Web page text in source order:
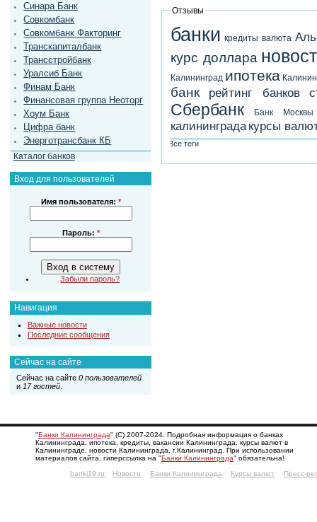
Синара Банк
Совкомбанк
Совкомбанк Факторинг
Транскапиталбанк
Трансстройбанк
Уралсиб Банк
Финам Банк
Финансовая группа Неоторг
Хоум Банк
Цифра банк
Энерготрансбанк КБ
Каталог банков
Вход для пользователей
Имя пользователя: *
Пароль: *
Забыли пароль?
Навигация
Важные новости
Последние сообщения
Сейчас на сайте
Сейчас на сайте 0 пользователей
и 17 гостей.
Отзывы
банки кредиты валюта
курс доллара
Калининград ипотека
банк рейтинг банков
Сбербанк Банк Москвы
калининграда курсы
Все теги
"Банки Калининграда" (С) 2007-2024. Подробная информация о банках
Калининграда, ипотека, кредиты, вакансии Калининграда, курсы валют в
Калининграде, новости Калининграда, г.Калининград. При использовании
материалов сайта, гиперссылка на "Банки Калининграда" обязательна!
banki39.ru: Новости Банки Калининграда Курсы валют Пресс-